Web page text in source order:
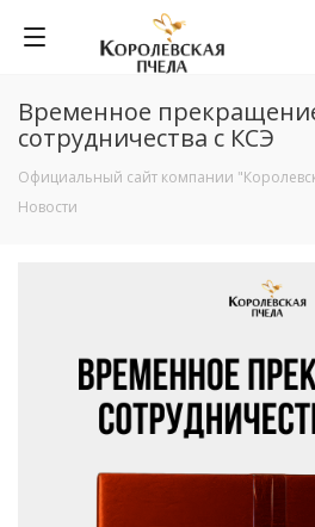
Временное
сотрудничества с КСЭ
Официальный сайт компании
Новости